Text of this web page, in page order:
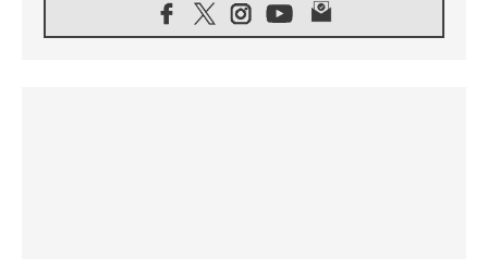
الفاتيكان يعلن برنامج الزيارة الرسولية للبابا لاوُن